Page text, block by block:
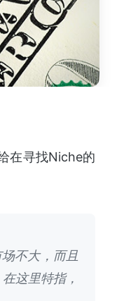
在寻找Niche的
不大，而且
这里特指，